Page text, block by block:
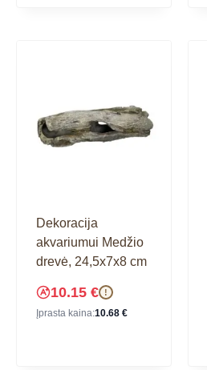
Dekoracija
akvariumui Medžio
drevė, 24,5x7x8 cm
10.15 € !
Įprasta kaina:10.68 €